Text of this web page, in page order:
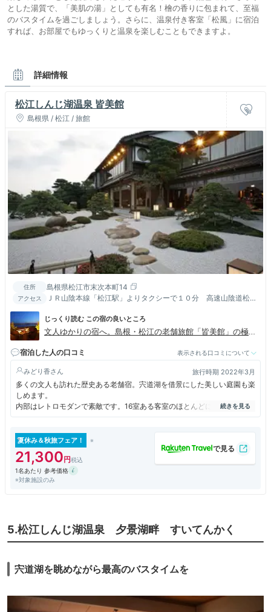
とした湯質で、「美肌の湯」としても有名！檜の香りに包まれて、至福
のバスタイムを過ごしましょう。さらに、温泉付き客室「松風」に宿泊
すれば、お部屋でもゆっくりと温泉を楽しむこともできますよ。
詳細情報
松江しんじ湖温泉 皆美館
島根県 / 松江 / 旅館
住所 島根県松江市末次本町14
アクセス
ＪＲ山陰本線「松江駅」よりタクシーで１０分 高速山陰道松江
じっくり読む この宿の良いところ
文人ゆかりの宿へ。島根・松江の老舗旅館「皆美館」の極上
宿泊した人の口コミ 表示される口コミについて
みどり香 旅行時期 2022年3月
多くの文人も訪れた歴史ある老舗宿。宍道湖を借景にした美しい庭園も楽
しめます。
内部はレトロモダンで素敵です。16室ある客室のほとんどに温泉風呂も
ついてあるので、温泉にもゆっくり浸かることができます。
ので車でいっても大丈夫です。
夏休み＆秋旅フェア！
21,300
1名あたり 参考価格
※対象施設のみ
5.松江しんじ湖温泉 夕景湖畔 すいてんかく
宍道湖を眺めながら最高のバスタイムを